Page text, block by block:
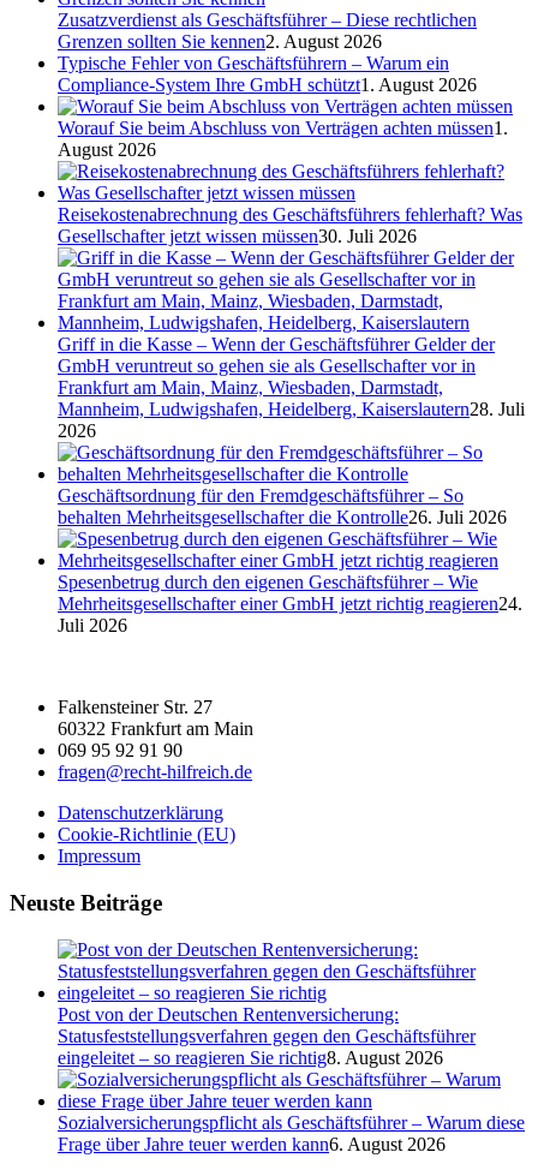
Zusatzverdienst als Geschäftsführer – Diese rechtlichen
Grenzen sollten Sie kennen2. August 2026
Typische Fehler von Geschäftsführern – Warum ein
Compliance-System Ihre GmbH schützt1. August 2026
Worauf Sie beim Abschluss von Verträgen achten müssen1.
August 2026
Reisekostenabrechnung des Geschäftsführers fehlerhaft? Was
Gesellschafter jetzt wissen müssen30. Juli 2026
Griff in die Kasse – Wenn der Geschäftsführer Gelder der
GmbH veruntreut so gehen sie als Gesellschafter vor in
Frankfurt am Main, Mainz, Wiesbaden, Darmstadt,
Mannheim, Ludwigshafen, Heidelberg, Kaiserslautern28. Juli
2026
Geschäftsordnung für den Fremdgeschäftsführer – So
behalten Mehrheitsgesellschafter die Kontrolle26. Juli 2026
Spesenbetrug durch den eigenen Geschäftsführer – Wie
Mehrheitsgesellschafter einer GmbH jetzt richtig reagieren24.
Juli 2026
Falkensteiner Str. 27
60322 Frankfurt am Main
069 95 92 91 90
fragen@recht-hilfreich.de
Datenschutzerklärung
Cookie-Richtlinie (EU)
Impressum
Neuste Beiträge
Post von der Deutschen Rentenversicherung:
Statusfeststellungsverfahren gegen den Geschäftsführer
eingeleitet – so reagieren Sie richtig8. August 2026
Sozialversicherungspflicht als Geschäftsführer – Warum diese
Frage über Jahre teuer werden kann6. August 2026